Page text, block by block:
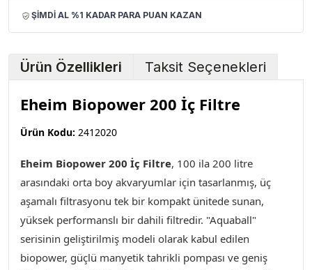
ŞİMDİ AL %1 KADAR PARA PUAN KAZAN
Ürün Özellikleri Taksit Seçenekleri
Eheim Biopower 200 İç Filtre
Ürün Kodu: 2412020
Eheim Biopower 200 İç Filtre, 100 ila 200 litre
arasındaki orta boy akvaryumlar için tasarlanmış, üç
aşamalı filtrasyonu tek bir kompakt ünitede sunan,
yüksek performanslı bir dahili filtredir. "Aquaball"
serisinin geliştirilmiş modeli olarak kabul edilen
biopower, güçlü manyetik tahrikli pompası ve geniş